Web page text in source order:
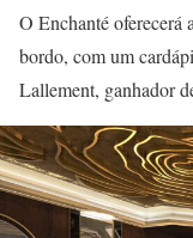
O Enchanté oferecerá
bordo, com um
Lallement, ganhador